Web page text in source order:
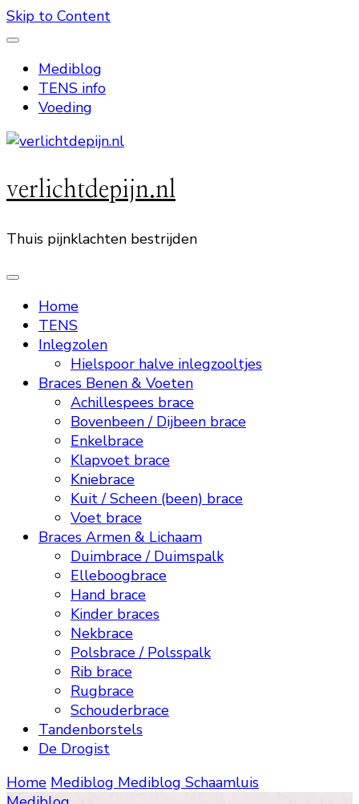
Skip to Content
Mediblog
TENS info
Voeding
verlichtdepijn.nl
Thuis pijnklachten bestrijden
Home
TENS
Inlegzolen
Hielspoor halve inlegzooltjes
Braces Benen & Voeten
Achillespees brace
Bovenbeen / Dijbeen brace
Enkelbrace
Klapvoet brace
Kniebrace
Kuit / Scheen (been) brace
Voet brace
Braces Armen & Lichaam
Duimbrace / Duimspalk
Elleboogbrace
Hand brace
Kinder braces
Nekbrace
Polsbrace / Polsspalk
Rib brace
Rugbrace
Schouderbrace
Tandenborstels
De Drogist
Home Mediblog Mediblog Schaamluis